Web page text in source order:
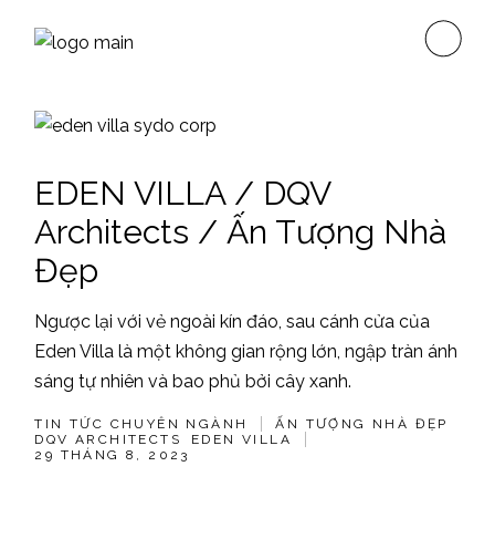
EDEN VILLA / DQV
Architects / Ấn Tượng Nhà
Đẹp
Ngược lại với vẻ ngoài kín đáo, sau cánh cửa của
Eden Villa là một không gian rộng lớn, ngập tràn ánh
sáng tự nhiên và bao phủ bởi cây xanh.
TIN TỨC CHUYÊN NGÀNH
ẤN TƯỢNG NHÀ ĐẸP
DQV ARCHITECTS
EDEN VILLA
29 THÁNG 8, 2023